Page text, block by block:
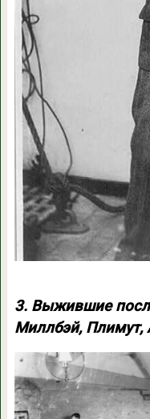
3. Выжившие
Миллбэй, Плимут,